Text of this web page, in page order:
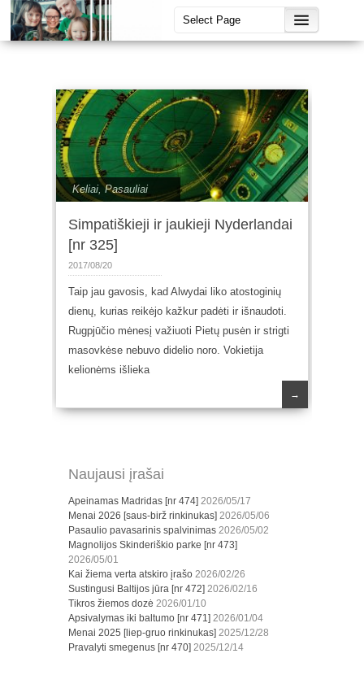
Keliai,Pasauliai
Simpatiškieji ir jaukieji Nyderlandai
[nr 325]
2017/08/20
Taip jau gavosis, kad Alwydai liko atostoginių
dienų, kurias reikėjo kažkur padėti ir išnaudoti.
Rugpjūčio mėnesį važiuoti Pietų pusėn ir strigti
masovkėse nebuvo didelio noro. Vokietija
kelionėms išlieka
→
Naujausi įrašai
Apeinamas Madridas [nr 474] 2026/05/17
Menai 2026 [saus-birž rinkinukas] 2026/05/06
Pasaulio pavasarinis spalvinimas 2026/05/02
Magnolijos Skinderiškio parke [nr 473]
2026/05/01
Kai žiema verta atskiro įrašo 2026/02/26
Sustingusi Baltijos jūra [nr 472] 2026/02/16
Tikros žiemos dozė 2026/01/10
Apsivalymas iki baltumo [nr 471] 2026/01/04
Menai 2025 [liep-gruo rinkinukas] 2025/12/28
Pravalyti smegenus [nr 470] 2025/12/14